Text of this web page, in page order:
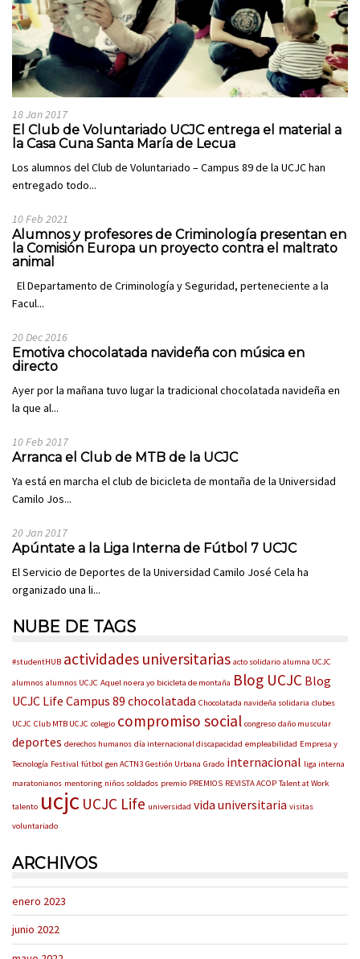
18 Jan 2017
El Club de Voluntariado UCJC entrega el material a
la Casa Cuna Santa María de Lecua
Los alumnos del Club de Voluntariado – Campus 89 de la UCJC han
entregado todo...
10 Feb 2021
Alumnos y profesores de Criminología presentan en
la Comisión Europa un proyecto contra el maltrato
animal
El Departamento de Criminología y Seguridad, perteneciente a la
Facul...
20 Dec 2016
Emotiva chocolatada navideña con música en
directo
Ayer por la mañana tuvo lugar la tradicional chocolatada navideña en
la que al...
10 Feb 2017
Arranca el Club de MTB de la UCJC
Ya está en marcha el club de bicicleta de montaña de la Universidad
Camilo Jos...
20 Jan 2017
Apúntate a la Liga Interna de Fútbol 7 UCJC
El Servicio de Deportes de la Universidad Camilo José Cela ha
organizado una li...
NUBE DE TAGS
#studentHUB actividades universitarias acto solidario alumna UCJC
alumnos alumnos UCJC Aquel no era yo bicicleta de montaña Blog UCJC Blog
UCJC Life Campus 89 chocolatada Chocolatada navideña solidaria clubes
UCJC Club MTB UCJC colegio compromiso social congreso daño muscular
deportes derechos humanos día internacional discapacidad empleabilidad Empresa y
Tecnología Festival fútbol gen ACTN3 Gestión Urbana Grado internacional liga interna
maratonianos mentoring niños soldados premio PREMIOS REVISTA ACOP Talent at Work
talento ucjc UCJC Life universidad vida universitaria visitas
voluntariado
ARCHIVOS
enero 2023
junio 2022